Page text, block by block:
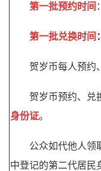
第一批预约时间
第一批兑换时间 ：
贺岁币每人预约
贺岁币预约、兑
身份证。
公众如代他人领取
中登记的第二代居民